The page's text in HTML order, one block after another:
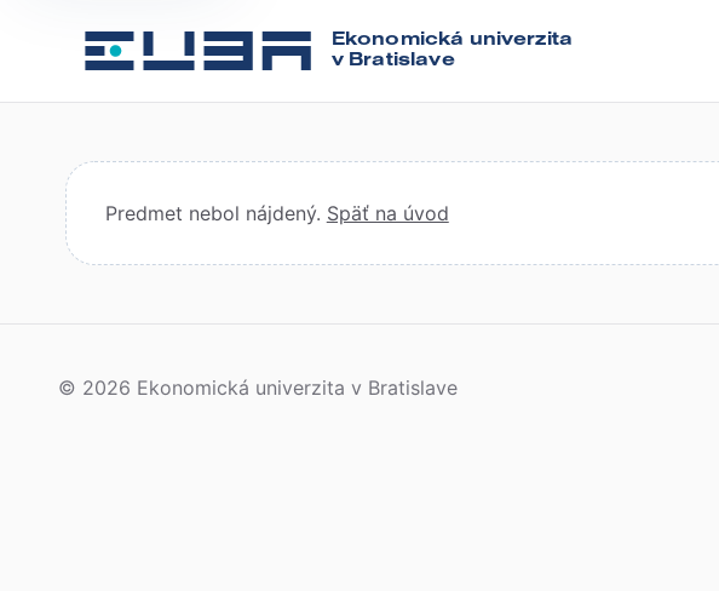
Ekonomická univerzita
v Bratislave
Predmet nebol nájdený. Späť na úvod
© 2026 Ekonomická univerzita v Bratislave